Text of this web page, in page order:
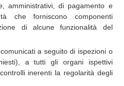
amministrativi, di pagamento e
che forniscono componenti
di alcune funzionalità del
a seguito di ispezioni o
a tutti gli organi ispettivi
inerenti la regolarità degli